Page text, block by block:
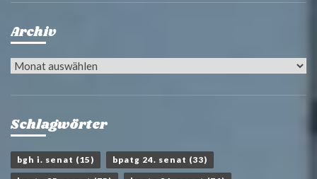
Archiv
Archiv
Schlagwörter
bgh i. senat (15) bpatg 24. senat (33)